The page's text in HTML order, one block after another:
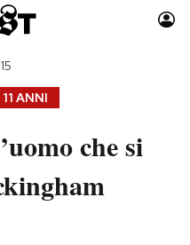
Moda
Consumismi
11 ANNI
che si